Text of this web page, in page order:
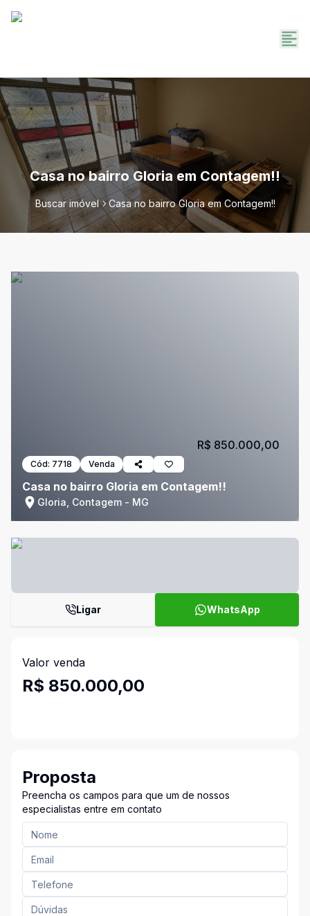
Casa no bairro Gloria em Contagem!!
Buscar imóvel Casa no bairro Gloria em Contagem!!
Cód: 7718 Venda
Casa no bairro Gloria em Contagem!!
Gloria, Contagem - MG
R$ 850.000,00
Ligar WhatsApp
Valor venda
R$ 850.000,00
Proposta
Preencha os campos para que um de nossos
especialistas entre em contato